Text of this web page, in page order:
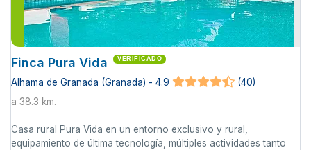
Finca Pura Vida VERIFICADO
Alhama de Granada (Granada) - 4.9
(40)
a 38.3 km.
Casa rural Pura Vida en un entorno exclusivo y rural,
equipamiento de última tecnología, múltiples actividades tanto